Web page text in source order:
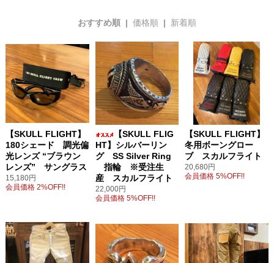
おすすめ順 | 価格順 | 新着順
【SKULL FLIGHT】
180シェード 調光偏
光レンズ “ブラウン
レンズ” サングラス
15,180円
会員価格 2%OFF!!
【SKULL FLIG
HT】シルバーリン
グ SS Silver Ring
指輪 ※受注生
産 スカルフライト
22,000円
会員価格 5%OFF!!
【SKULL FLIGHT】
冬用ボーングロー
ブ スカルフライト
20,680円
会員価格 5%OFF!!